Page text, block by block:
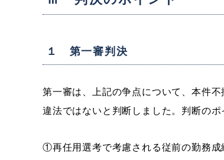
１ 第一審判決
第一審は、上記の争点について、本件
違法ではないと判断しました。判断のポ
①再任用選考で考慮される従前の勤務成